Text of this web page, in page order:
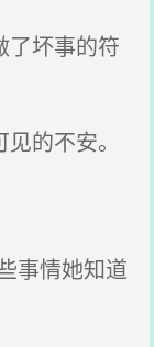
坏事的符
的不安。
事情她知道